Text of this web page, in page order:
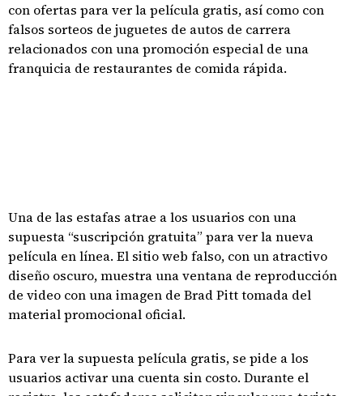
con ofertas para ver la película gratis, así como con
falsos sorteos de juguetes de autos de carrera
relacionados con una promoción especial de una
franquicia de restaurantes de comida rápida.
Una de las estafas atrae a los usuarios con una
supuesta “suscripción gratuita” para ver la nueva
película en línea. El sitio web falso, con un atractivo
diseño oscuro, muestra una ventana de reproducción
de video con una imagen de Brad Pitt tomada del
material promocional oficial.
Para ver la supuesta película gratis, se pide a los
usuarios activar una cuenta sin costo. Durante el